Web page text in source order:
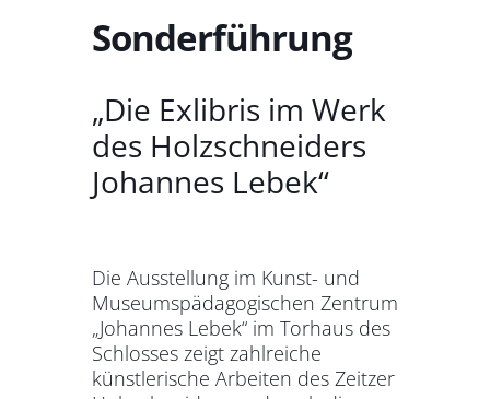
Sonderführung
„Die Exlibris im Werk
des Holzschneiders
Johannes Lebek“
Die Ausstellung im Kunst- und
Museumspädagogischen Zentrum
„Johannes Lebek“ im Torhaus des
Schlosses zeigt zahlreiche
künstlerische Arbeiten des Zeitzer